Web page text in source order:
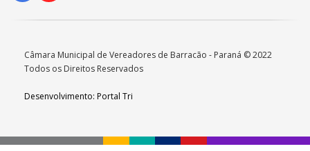
Câmara Municipal de Vereadores de Barracão - Paraná © 2022
Todos os Direitos Reservados
Desenvolvimento: Portal Tri